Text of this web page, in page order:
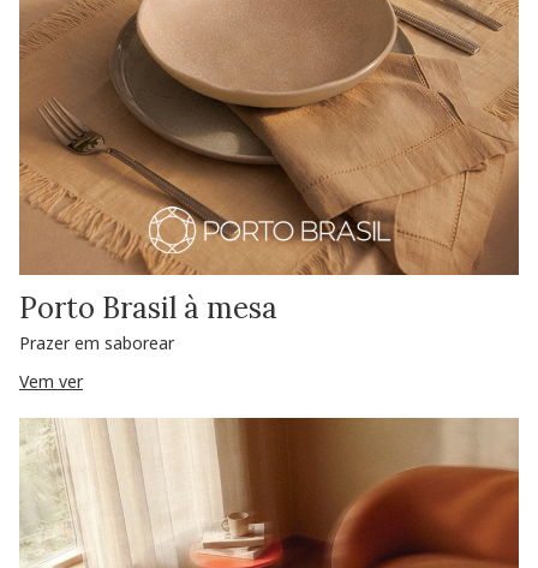
Porto Brasil à mesa
Prazer em saborear
Vem ver